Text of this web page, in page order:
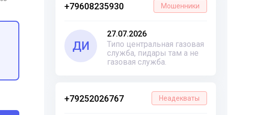
+79608235930 Мошенники
ДИ
27.07.2026
Типо центральная газовая
служба, пидары там а не
газовая служба.
+79252026767 Неадекваты